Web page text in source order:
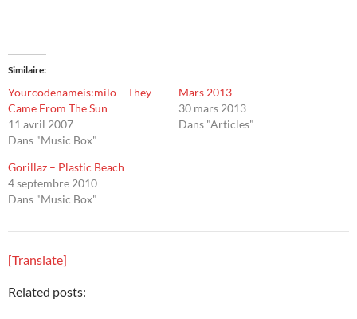
Similaire
Yourcodenameis:milo – They
Came From The Sun
11 avril 2007
Dans "Music Box"
Mars 2013
30 mars 2013
Dans "Articles"
Gorillaz – Plastic Beach
4 septembre 2010
Dans "Music Box"
[Translate]
Related posts: